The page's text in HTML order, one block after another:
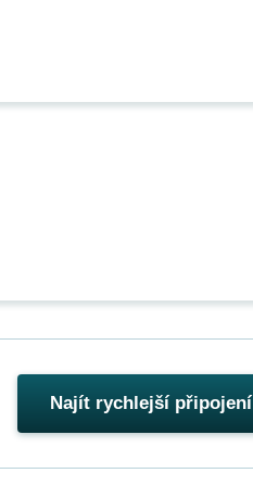
Najít rychlejší připojení